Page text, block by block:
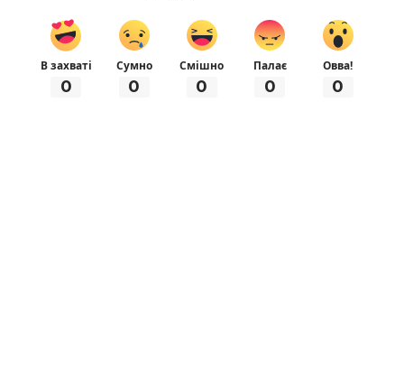
В захваті
0
Сумно
0
Смішно
0
Палає
0
Овва!
0